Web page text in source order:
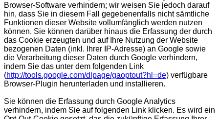
Browser-Software verhindern; wir weisen Sie jedoch darauf
hin, dass Sie in diesem Fall gegebenenfalls nicht sämtliche
Funktionen dieser Website vollumfänglich werden nutzen
können. Sie können darüber hinaus die Erfassung der durch
das Cookie erzeugten und auf Ihre Nutzung der Website
bezogenen Daten (inkl. Ihrer IP-Adresse) an Google sowie
die Verarbeitung dieser Daten durch Google verhindern,
indem Sie das unter dem folgenden Link
(http://tools.google.com/dlpage/gaoptout?hl=de) verfügbare
Browser-Plugin herunterladen und installieren.
Sie können die Erfassung durch Google Analytics
verhindern, indem Sie auf folgenden Link klicken. Es wird ein